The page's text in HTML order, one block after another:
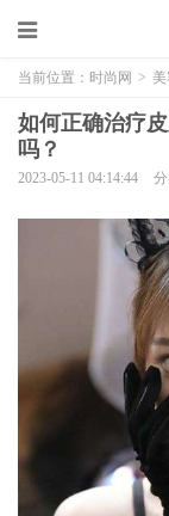
当前位置： 时尚网 >
如何正确治疗
吗？
2023-05-11 04:14:44 分